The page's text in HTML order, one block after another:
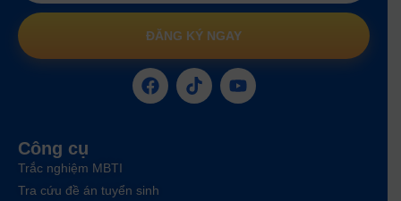
ĐĂNG KÝ NGAY
Công cụ
Trắc nghiệm MBTI
Tra cứu đề án tuyển sinh